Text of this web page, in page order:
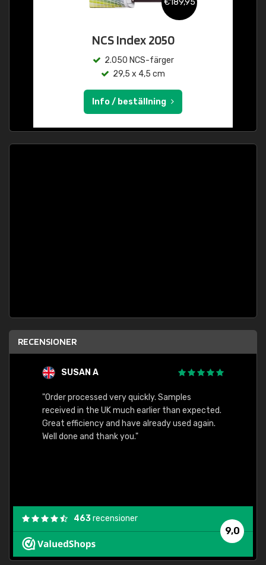
€189,95
NCS Index 2050
2.050 NCS-färger
29,5 x 4,5 cm
Info / beställning
RECENSIONER
SUSAN A
"Order processed very quickly. Samples
received in the UK much earlier than expected.
Great efficiency and have already used again.
Well done and thank you."
9,0
463recensioner